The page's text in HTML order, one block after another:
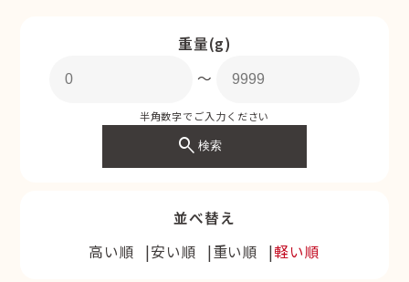
重量(g)
〜
半角数字でご入力ください
search検索
並べ替え
高い順
安い順 重い順 軽い順